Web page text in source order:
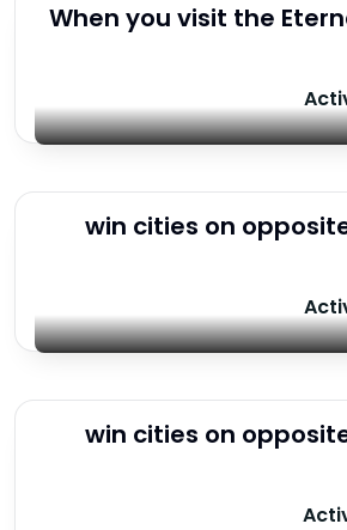
When you visit the
win cities on
win cities on